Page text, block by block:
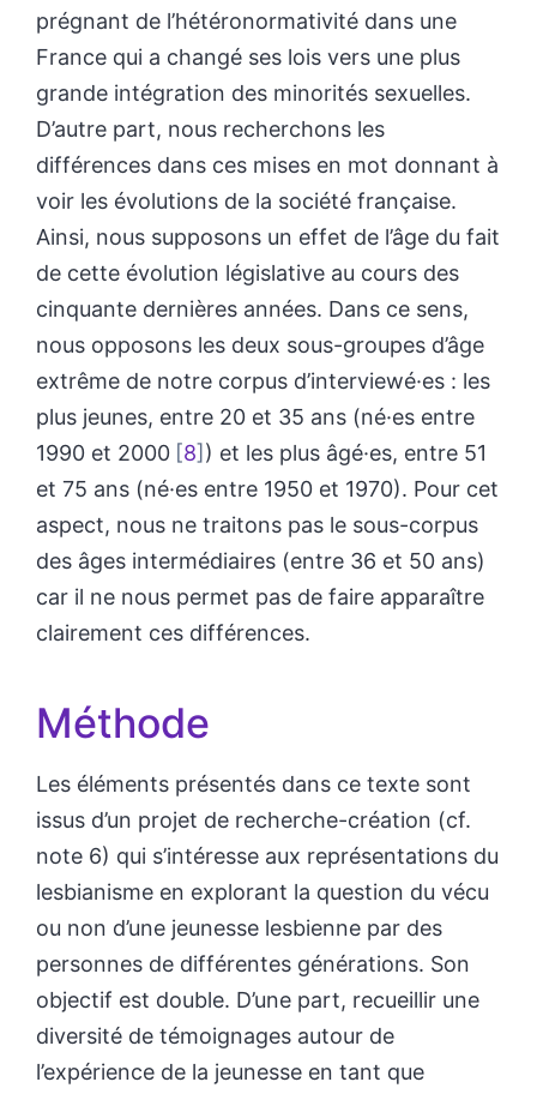
prégnant de l’hétéronormativité dans une
France qui a changé ses lois vers une plus
grande intégration des minorités sexuelles.
D’autre part, nous recherchons les
différences dans ces mises en mot donnant à
voir les évolutions de la société française.
Ainsi, nous supposons un effet de l’âge du fait
de cette évolution législative au cours des
cinquante dernières années. Dans ce sens,
nous opposons les deux sous-groupes d’âge
extrême de notre corpus d’interviewé·es : les
plus jeunes, entre 20 et 35 ans (né·es entre
1990 et 2000 8 ) et les plus âgé·es, entre 51
et 75 ans (né·es entre 1950 et 1970). Pour cet
aspect, nous ne traitons pas le sous-corpus
des âges intermédiaires (entre 36 et 50 ans)
car il ne nous permet pas de faire apparaître
clairement ces différences.
Méthode
Les éléments présentés dans ce texte sont
issus d’un projet de recherche-création (cf.
note 6) qui s’intéresse aux représentations du
lesbianisme en explorant la question du vécu
ou non d’une jeunesse lesbienne par des
personnes de différentes générations. Son
objectif est double. D’une part, recueillir une
diversité de témoignages autour de
l’expérience de la jeunesse en tant que